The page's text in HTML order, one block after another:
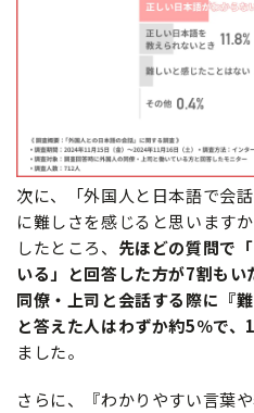
次に、「外国人と日本語で会
に難しさを感じると思います
したところ、 先ほどの質問で
いる」と回答した方が7割も
同僚・上司と会話する際に『
と答えた人はわずか約5％で
ました。
さらに、『わかりやすい言葉